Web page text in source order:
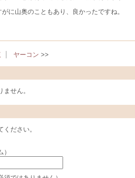
に山奥のこともあり、良かったですね。
ヤーコン
ません。
ください。